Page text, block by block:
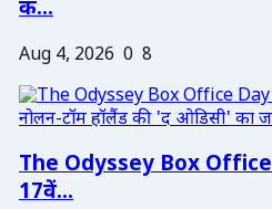
क...
Aug 4, 2026 0 8
The Odyssey Box
17वें...